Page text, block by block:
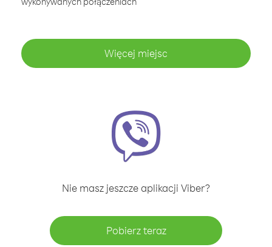
Więcej miejsc
Nie masz jeszcze aplikacji Viber?
Pobierz teraz